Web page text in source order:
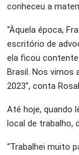
conheceu a
“Àquela época,
escritório de
ela ficou contente
Brasil. Nos vimos
2023”, conta
Até hoje, quando
local de trabalho,
“Trabalhei muito